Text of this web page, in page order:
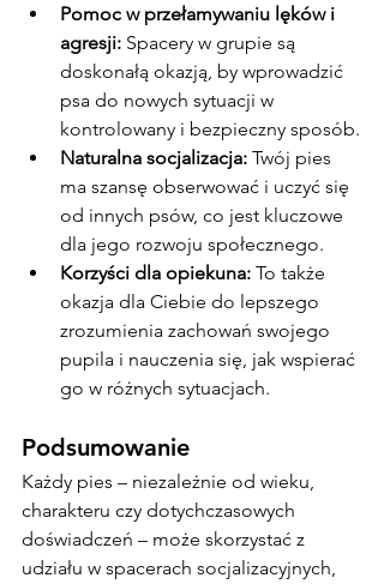
Pomoc w przełamywaniu lęków i
agresji: Spacery w grupie są
doskonałą okazją, by wprowadzić
psa do nowych sytuacji w
kontrolowany i bezpieczny sposób.
Naturalna socjalizacja: Twój pies
ma szansę obserwować i uczyć się
od innych psów, co jest kluczowe
dla jego rozwoju społecznego.
Korzyści dla opiekuna: To także
okazja dla Ciebie do lepszego
zrozumienia zachowań swojego
pupila i nauczenia się, jak wspierać
go w różnych sytuacjach.
Podsumowanie
Każdy pies – niezależnie od wieku,
charakteru czy dotychczasowych
doświadczeń – może skorzystać z
udziału w spacerach socjalizacyjnych,